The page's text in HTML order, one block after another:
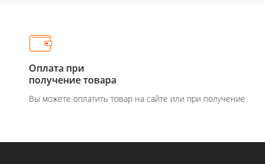
Оплата при
получение товара
Вы можете оплатить товар на сайте или при получение